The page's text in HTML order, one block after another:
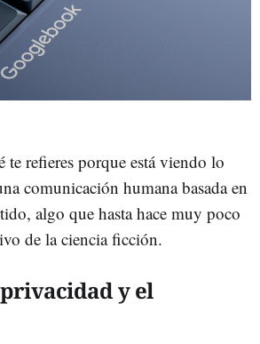
te refieres porque está viendo lo
comunicación humana basada en
algo que hasta hace muy poco
de la ciencia ficción.
y el